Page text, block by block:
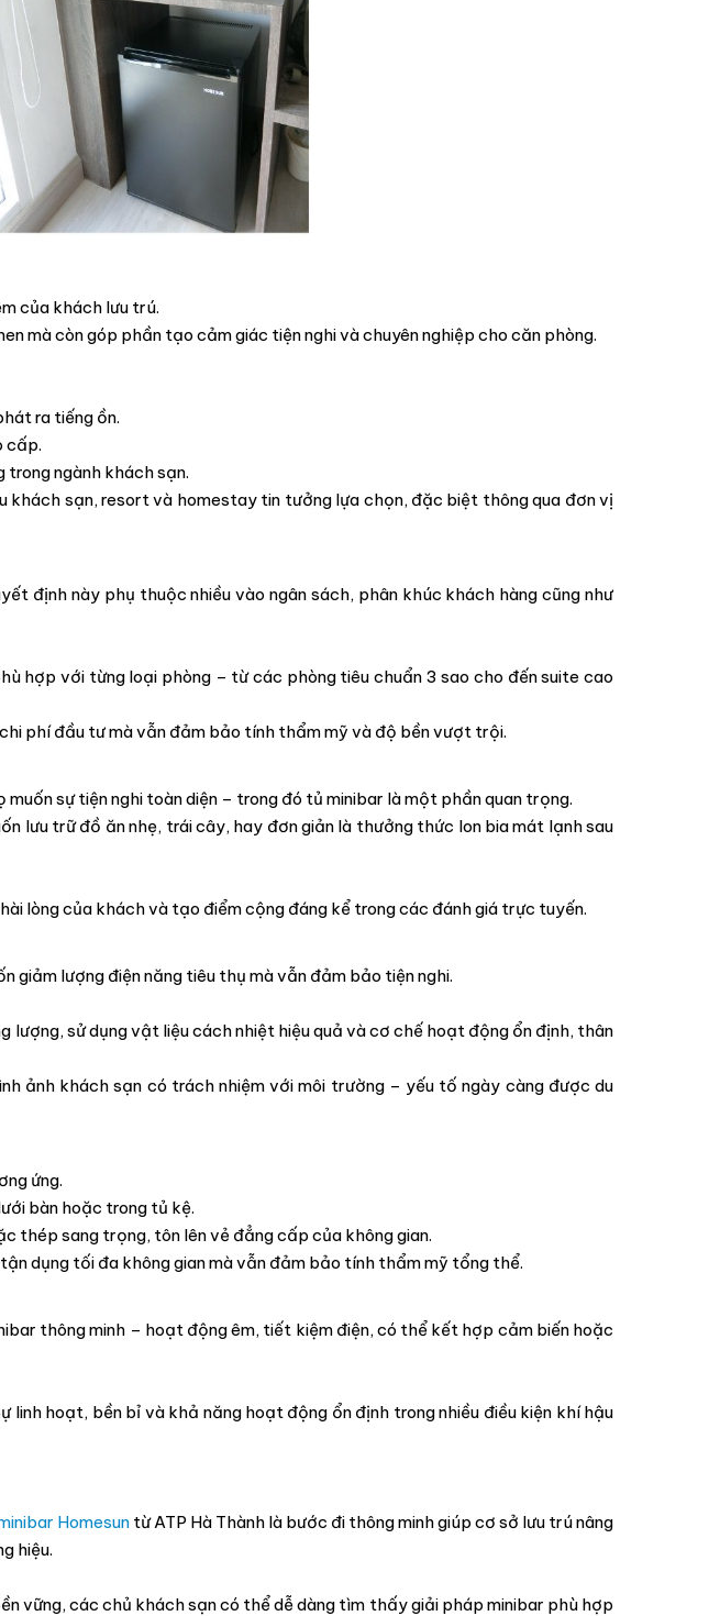
của khách lưu trú.
mà còn góp phần tạo cảm giác tiện nghi và chuyên nghiệp cho căn phòng.
ra tiếng ồn.
cấp.
ngành khách sạn.
khách sạn, resort và homestay tin tưởng lựa chọn, đặc biệt thông qua đơn vị
định này phụ thuộc nhiều vào ngân sách, phân khúc khách hàng cũng như
hợp với từng loại phòng – từ các phòng tiêu chuẩn 3 sao cho đến suite cao
phí đầu tư mà vẫn đảm bảo tính thẩm mỹ và độ bền vượt trội.
sự tiện nghi toàn diện – trong đó tủ minibar là một phần quan trọng.
lưu trữ đồ ăn nhẹ, trái cây, hay đơn giản là thưởng thức lon bia mát lạnh sau
lòng của khách và tạo điểm cộng đáng kể trong các đánh giá trực tuyến.
giảm lượng điện năng tiêu thụ mà vẫn đảm bảo tiện nghi.
lượng, sử dụng vật liệu cách nhiệt hiệu quả và cơ chế hoạt động ổn định, thân
ảnh khách sạn có trách nhiệm với môi trường – yếu tố ngày càng được du
ứng.
bàn hoặc trong tủ kệ.
thép sang trọng, tôn lên vẻ đẳng cấp của không gian.
dụng tối đa không gian mà vẫn đảm bảo tính thẩm mỹ tổng thể.
thông minh – hoạt động êm, tiết kiệm điện, có thể kết hợp cảm biến hoặc
linh hoạt, bền bỉ và khả năng hoạt động ổn định trong nhiều điều kiện khí hậu
Homesuntừ ATP Hà Thành là bước đi thông minh giúp cơ sở lưu trú nâng
hiệu.
vững, các chủ khách sạn có thể dễ dàng tìm thấy giải pháp minibar phù hợp